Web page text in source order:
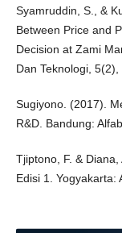
Syamruddin, S., &
Between Price and
Decision at Zami
Dan Teknologi, 5(2),
Sugiyono. (2017).
R&D. Bandung:
Tjiptono, F. &
Edisi 1. Yogyakarta: